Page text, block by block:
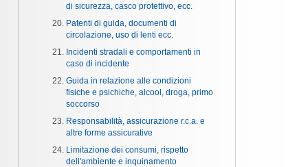
di sicurezza, casco protettivo, ecc.
Patenti di guida, documenti di
circolazione, uso di lenti ecc.
Incidenti stradali e comportamenti in
caso di incidente
Guida in relazione alle condizioni
fisiche e psichiche, alcool, droga, primo
soccorso
Responsabilità, assicurazione r.c.a. e
altre forme assicurative
Limitazione dei consumi, rispetto
dell'ambiente e inquinamento